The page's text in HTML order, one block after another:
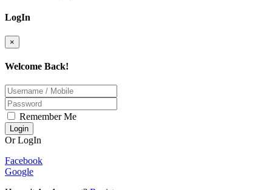
LogIn
×
Welcome Back!
Remember Me
Login
Or LogIn
Facebook
Google